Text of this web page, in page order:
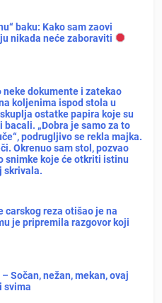
baku: Kako sam zaovi
nikada neće zaboraviti
neke dokumente i zatekao
koljenima ispod stola u
ostatke papira koje su
„Dobra je samo za to
podrugljivo se rekla majka.
Okrenuo sam stol, pozvao
snimke koje će otkriti istinu
skrivala.
carskog reza otišao je na
je pripremila razgovor koji
Sočan, nežan, mekan, ovaj
svima